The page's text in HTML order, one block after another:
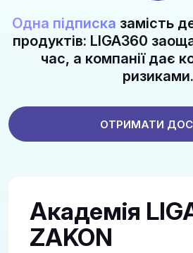
Одна підписка замість
продуктів: LIGA360
час, а компанії дає
ризиками.
ОТРИМАТИ
Академія
ZAKON